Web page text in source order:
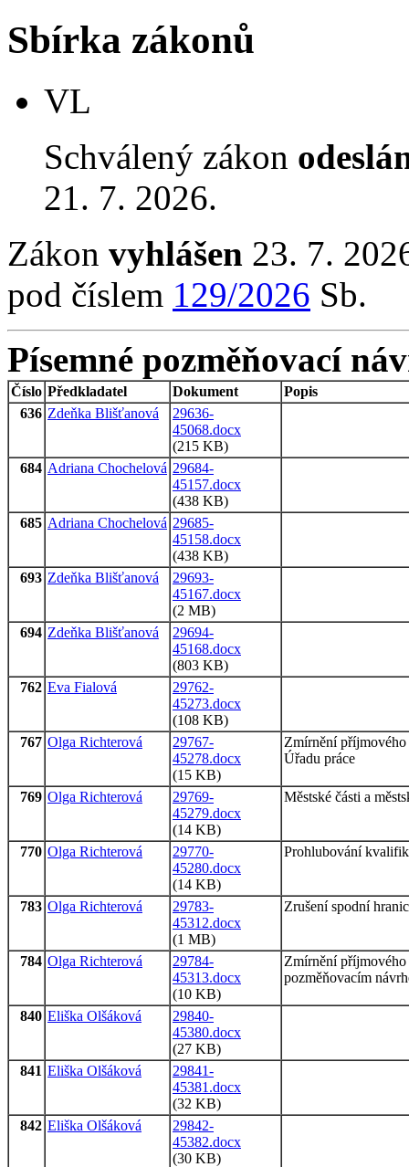
Sbírka zákonů
VL
Schválený zákon
21. 7. 2026.
Zákon vyhlášen 23. 7.
pod číslem 129/2026 Sb.
Písemné pozměňovací
Číslo Předkladatel Dokument
Popis
636 Zdeňka Blišťanová
29636-
45068.docx
(215 KB)
684 Adriana Chochelová 29684-
45157.docx
(438 KB)
685 Adriana Chochelová 29685-
45158.docx
(438 KB)
693 Zdeňka Blišťanová
29693-
45167.docx
(2 MB)
694 Zdeňka Blišťanová
29694-
45168.docx
(803 KB)
762 Eva Fialová
29762-
45273.docx
(108 KB)
767 Olga Richterová
29767-
45278.docx
(15 KB)
Zmírnění příjmového
Úřadu práce
769 Olga Richterová
29769-
45279.docx
(14 KB)
Městské části a
770 Olga Richterová
29770-
45280.docx
(14 KB)
Prohlubování
783 Olga Richterová
29783-
45312.docx
(1 MB)
Zrušení spodní
784 Olga Richterová
29784-
45313.docx
(10 KB)
Zmírnění
pozměňovacím
840 Eliška Olšáková
29840-
45380.docx
(27 KB)
841 Eliška Olšáková
29841-
45381.docx
(32 KB)
842 Eliška Olšáková
29842-
45382.docx
(30 KB)